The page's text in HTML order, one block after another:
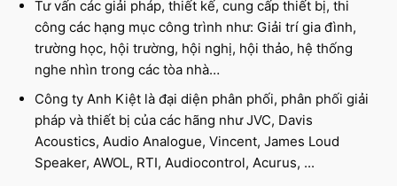
Tư vấn các giải pháp, thiết kế, cung cấp thiết bị, thi
công các hạng mục công trình như: Giải trí gia đình,
trường học, hội trường, hội nghị, hội thảo, hệ thống
nghe nhìn trong các tòa nhà…
Công ty Anh Kiệt là đại diện phân phối, phân phối giải
pháp và thiết bị của các hãng như JVC, Davis
Acoustics, Audio Analogue, Vincent, James Loud
Speaker, AWOL, RTI, Audiocontrol, Acurus, ...